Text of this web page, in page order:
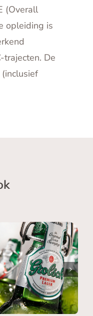
(Overall
opleiding is
trajecten. De
Grolsch –
voor operators